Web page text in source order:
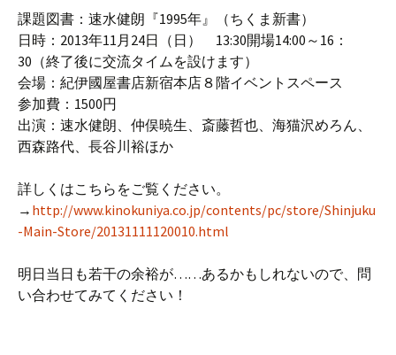
課題図書：速水健朗『1995年』（ちくま新書）
日時：2013年11月24日（日） 13:30開場14:00～16：
30（終了後に交流タイムを設けます）
会場：紀伊國屋書店新宿本店８階イベントスペース
参加費：1500円
出演：速水健朗、仲俣暁生、斎藤哲也、海猫沢めろん、
西森路代、長谷川裕ほか
詳しくはこちらをご覧ください。
→ http://www.kinokuniya.co.jp/contents/pc/store/Shinjuku
-Main-Store/20131111120010.html
明日当日も若干の余裕が……あるかもしれないので、問
い合わせてみてください！